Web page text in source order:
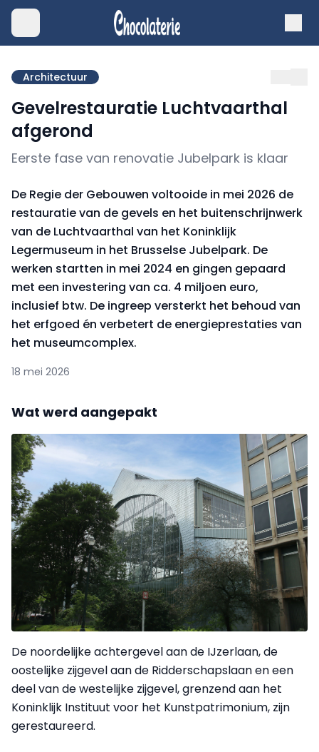
Architectuur
Gevelrestauratie Luchtvaarthal
afgerond
Eerste fase van renovatie Jubelpark is klaar
De Regie der Gebouwen voltooide in mei 2026 de
restauratie van de gevels en het buitenschrijnwerk
van de Luchtvaarthal van het Koninklijk
Legermuseum in het Brusselse Jubelpark. De
werken startten in mei 2024 en gingen gepaard
met een investering van ca. 4 miljoen euro,
inclusief btw. De ingreep versterkt het behoud van
het erfgoed én verbetert de energieprestaties van
het museumcomplex.
18 mei 2026
Wat werd aangepakt
De noordelijke achtergevel aan de IJzerlaan, de
oostelijke zijgevel aan de Ridderschapslaan en een
deel van de westelijke zijgevel, grenzend aan het
Koninklijk Instituut voor het Kunstpatrimonium, zijn
gerestaureerd.